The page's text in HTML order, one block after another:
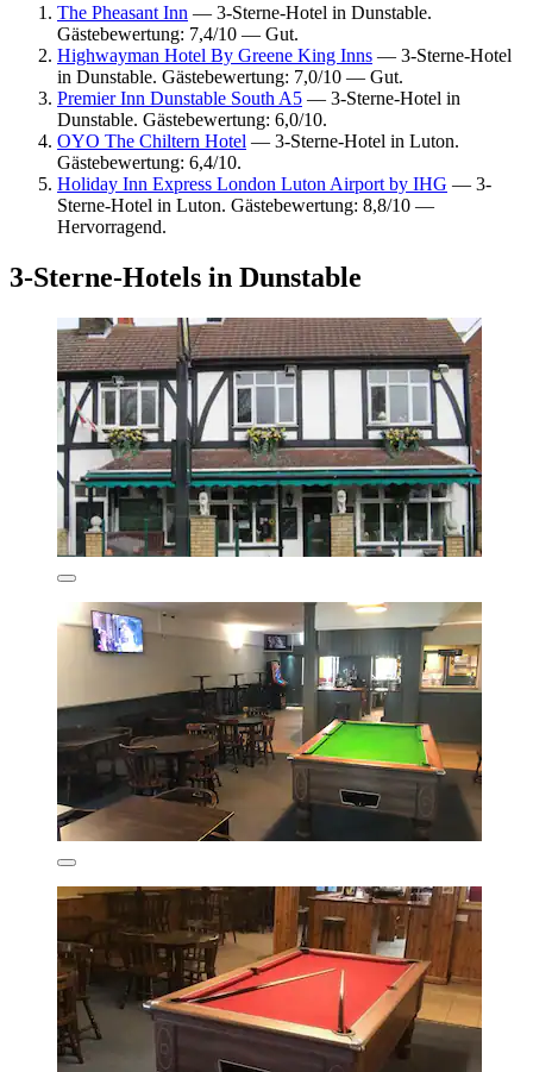
The Pheasant Inn — 3-Sterne-Hotel in Dunstable.
Gästebewertung: 7,4/10 — Gut.
Highwayman Hotel By Greene King Inns — 3-Sterne-Hotel
in Dunstable. Gästebewertung: 7,0/10 — Gut.
Premier Inn Dunstable South A5 — 3-Sterne-Hotel in
Dunstable. Gästebewertung: 6,0/10.
OYO The Chiltern Hotel — 3-Sterne-Hotel in Luton.
Gästebewertung: 6,4/10.
Holiday Inn Express London Luton Airport by IHG — 3-
Sterne-Hotel in Luton. Gästebewertung: 8,8/10 —
Hervorragend.
3-Sterne-Hotels in Dunstable